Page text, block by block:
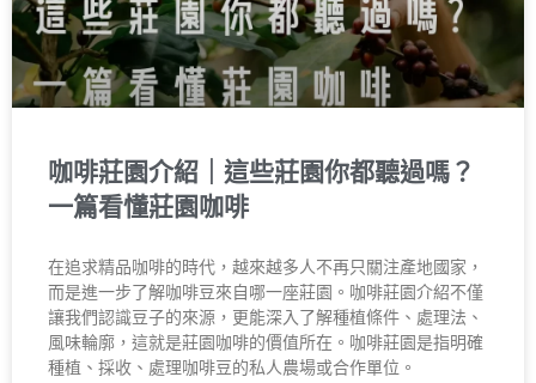
咖啡莊園介紹｜這些莊園你都聽過嗎？
一篇看懂莊園咖啡
在追求精品咖啡的時代，越來越多人不再只關注產地國家，
而是進一步了解咖啡豆來自哪一座莊園。咖啡莊園介紹不僅
讓我們認識豆子的來源，更能深入了解種植條件、處理法、
風味輪廓，這就是莊園咖啡的價值所在。咖啡莊園是指明確
種植、採收、處理咖啡豆的私人農場或合作單位。